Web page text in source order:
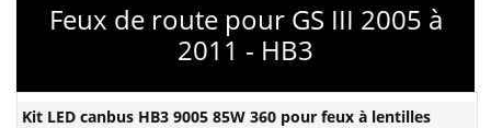
Feux de route pour GS III 2005 à
2011 - HB3
Kit LED canbus HB3 9005 85W 360 pour feux à lentilles